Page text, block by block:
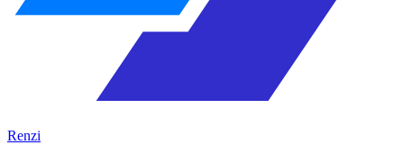
Renzi